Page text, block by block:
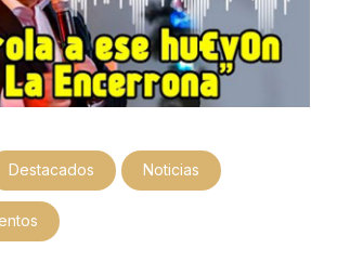
Destacados Noticias